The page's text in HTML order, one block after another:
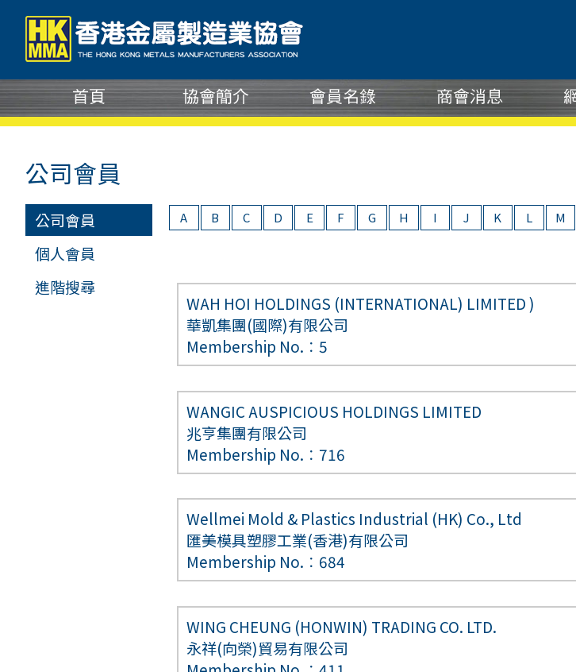
公司會員
公司會員
個人會員
進階搜尋
A B C D E F G H I J K L M
WAH HOI HOLDINGS (INTERNATIONAL) LIMITED )
華凱集團(國際)有限公司
Membership No.︰5
WANGIC AUSPICIOUS HOLDINGS LIMITED
兆亨集團有限公司
Membership No.︰716
Wellmei Mold & Plastics Industrial (HK) Co., Ltd
匯美模具塑膠工業(香港)有限公司
Membership No.︰684
WING CHEUNG (HONWIN) TRADING CO. LTD.
永祥(向榮)貿易有限公司